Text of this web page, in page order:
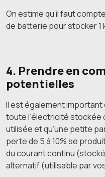
On estime qu’il faut
de batterie pour stocker 1
4. Prendre en
potentielles
Il est également
toute l’électricité stockée
utilisée et qu’une petite
perte de 5 à 10% se
du courant continu
alternatif (utilisable par